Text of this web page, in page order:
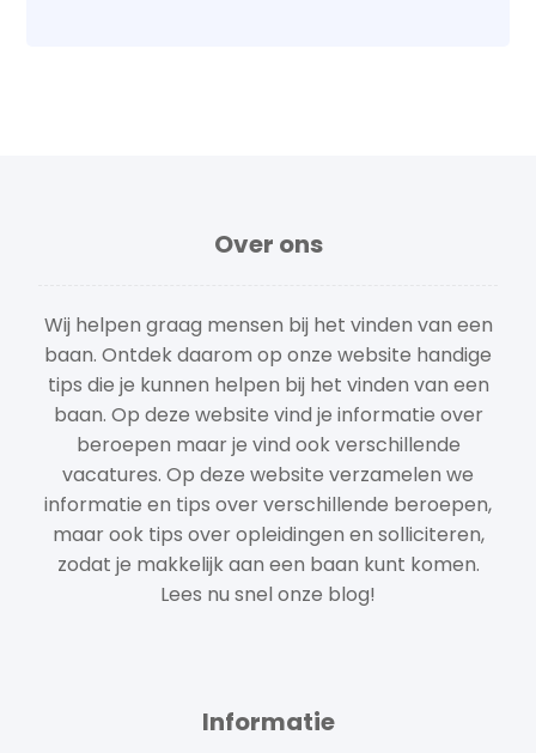
Over ons
Wij helpen graag mensen bij het vinden van een
baan. Ontdek daarom op onze website handige
tips die je kunnen helpen bij het vinden van een
baan. Op deze website vind je informatie over
beroepen maar je vind ook verschillende
vacatures. Op deze website verzamelen we
informatie en tips over verschillende beroepen,
maar ook tips over opleidingen en solliciteren,
zodat je makkelijk aan een baan kunt komen.
Lees nu snel onze blog!
Informatie